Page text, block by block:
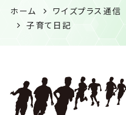
ホーム ワイズプラス通信
子育て日記